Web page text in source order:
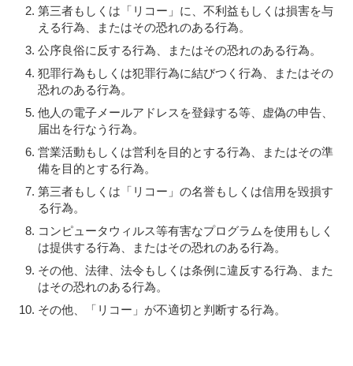
第三者もしくは「リコー」に、不利益もしくは損害を与
える行為、またはその恐れのある行為。
公序良俗に反する行為、またはその恐れのある行為。
犯罪行為もしくは犯罪行為に結びつく行為、またはその
恐れのある行為。
他人の電子メールアドレスを登録する等、虚偽の申告、
届出を行なう行為。
営業活動もしくは営利を目的とする行為、またはその準
備を目的とする行為。
第三者もしくは「リコー」の名誉もしくは信用を毀損す
る行為。
コンピュータウィルス等有害なプログラムを使用もしく
は提供する行為、またはその恐れのある行為。
その他、法律、法令もしくは条例に違反する行為、また
はその恐れのある行為。
その他、「リコー」が不適切と判断する行為。